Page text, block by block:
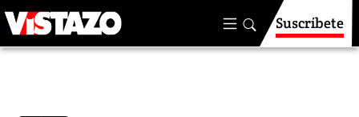
Suscríbete